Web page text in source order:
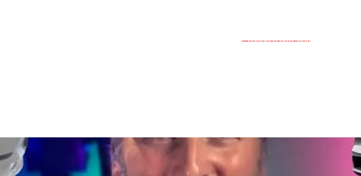
Groupe d'entraide